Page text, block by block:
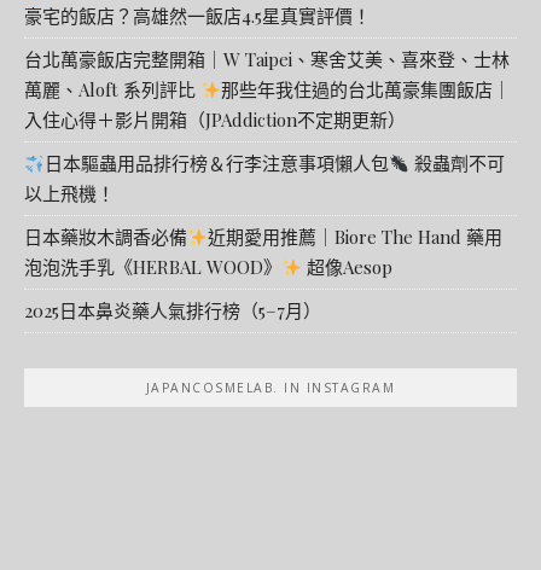
豪宅的飯店？高雄然一飯店4.5星真實評價！
台北萬豪飯店完整開箱｜W Taipei、寒舍艾美、喜來登、士林
萬麗、Aloft 系列評比
那些年我住過的台北萬豪集團飯店｜
入住心得＋影片開箱（JPAddiction不定期更新）
日本驅蟲用品排行榜＆行李注意事項懶人包
殺蟲劑不可
以上飛機！
日本藥妝木調香必備
近期愛用推薦｜Biore The Hand 藥用
泡泡洗手乳《HERBAL WOOD》
超像Aesop
2025日本鼻炎藥人氣排行榜（5–7月）
JAPANCOSMELAB. IN INSTAGRAM